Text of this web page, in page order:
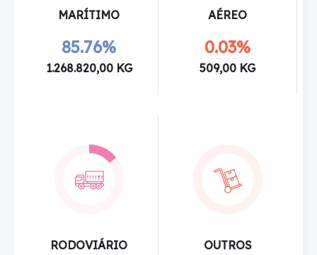
MARÍTIMO
85.76%
1.268.820,00 KG
AÉREO
0.03%
509,00 KG
RODOVIÁRIO OUTROS